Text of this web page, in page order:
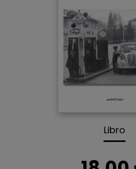
Libro